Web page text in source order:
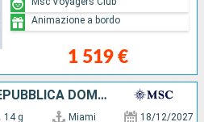
1 519 €
Animazione a bordo
BAHAMAS, MESSICO, REPUBBLICA DOMINICANA, PORTORICO, STATI UNITI
14 g Miami 18/12/2027